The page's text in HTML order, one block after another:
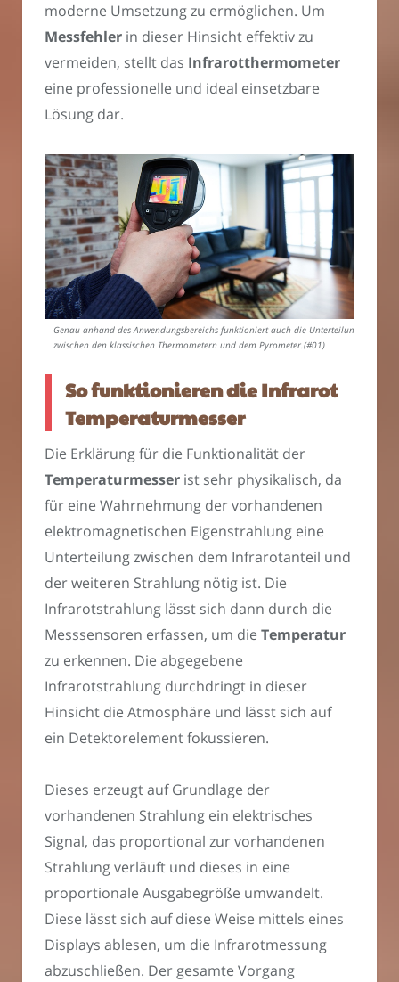
moderne Umsetzung zu ermöglichen. Um
Messfehler in dieser Hinsicht effektiv zu
vermeiden, stellt das Infrarotthermometer
eine professionelle und ideal einsetzbare
Lösung dar.
Genau anhand des Anwendungsbereichs funktioniert auch die Unterteilung
zwischen den klassischen Thermometern und dem Pyrometer.(#01)
So funktionieren die Infrarot
Temperaturmesser
Die Erklärung für die Funktionalität der
Temperaturmesser ist sehr physikalisch, da
für eine Wahrnehmung der vorhandenen
elektromagnetischen Eigenstrahlung eine
Unterteilung zwischen dem Infrarotanteil und
der weiteren Strahlung nötig ist. Die
Infrarotstrahlung lässt sich dann durch die
Messsensoren erfassen, um die Temperatur
zu erkennen. Die abgegebene
Infrarotstrahlung durchdringt in dieser
Hinsicht die Atmosphäre und lässt sich auf
ein Detektorelement fokussieren.
Dieses erzeugt auf Grundlage der
vorhandenen Strahlung ein elektrisches
Signal, das proportional zur vorhandenen
Strahlung verläuft und dieses in eine
proportionale Ausgabegröße umwandelt.
Diese lässt sich auf diese Weise mittels eines
Displays ablesen, um die Infrarotmessung
abzuschließen. Der gesamte Vorgang